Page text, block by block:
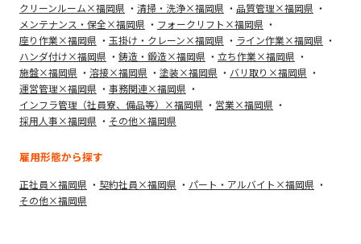
クリーンルーム×福岡県
清掃・洗浄×福岡県
品質管理×福岡県
メンテナンス・保全×福岡県
フォークリフト×福岡県
座り作業×福岡県
玉掛け・クレーン×福岡県
ライン作業×福岡県
ハンダ付け×福岡県
鋳造・鍛造×福岡県
立ち作業×福岡県
施盤×福岡県
溶接×福岡県 塗装×福岡県
バリ取り×福岡県
運営管理×福岡県
事務関連×福岡県
インフラ管理（社員寮、備品等）×福岡県
営業×福岡県
採用人事×福岡県
その他×福岡県
雇用形態から探す
正社員×福岡県 契約社員×福岡県
パート・アルバイト×福岡県
その他×福岡県